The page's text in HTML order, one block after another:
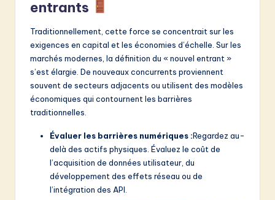
entrants
Traditionnellement, cette force se concentrait sur les
exigences en capital et les économies d’échelle. Sur les
marchés modernes, la définition du « nouvel entrant »
s’est élargie. De nouveaux concurrents proviennent
souvent de secteurs adjacents ou utilisent des modèles
économiques qui contournent les barrières
traditionnelles.
Évaluer les barrières numériques :Regardez au-
delà des actifs physiques. Évaluez le coût de
l’acquisition de données utilisateur, du
développement des effets réseau ou de
l’intégration des API.